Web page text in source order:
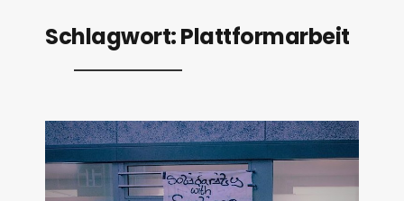
Schlagwort:Plattformarbeit